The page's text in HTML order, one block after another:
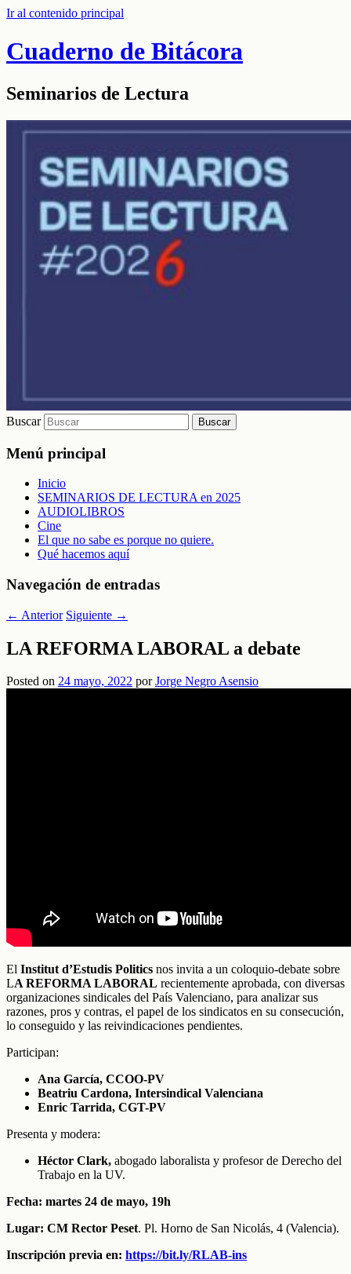
Ir al contenido principal
Cuaderno de Bitácora
Seminarios de Lectura
Buscar
Menú principal
Inicio
SEMINARIOS DE LECTURA en 2025
AUDIOLIBROS
Cine
El que no sabe es porque no quiere.
Qué hacemos aquí
Navegación de entradas
← Anterior Siguiente →
LA REFORMA LABORAL a debate
Posted on 24 mayo, 2022 porJorge Negro Asensio
El Institut d’Estudis Politics nos invita a un coloquio-debate sobre
LA REFORMA LABORAL recientemente aprobada, con diversas
organizaciones sindicales del País Valenciano, para analizar sus
razones, pros y contras, el papel de los sindicatos en su consecución,
lo conseguido y las reivindicaciones pendientes.
Participan:
Ana García, CCOO-PV
Beatriu Cardona, Intersindical Valenciana
Enric Tarrida, CGT-PV
Presenta y modera:
Héctor Clark, abogado laboralista y profesor de Derecho del
Trabajo en la UV.
Fecha: martes 24 de mayo, 19h
Lugar: CM Rector Peset. Pl. Horno de San Nicolás, 4 (Valencia).
Inscripción previa en: https://bit.ly/RLAB-ins